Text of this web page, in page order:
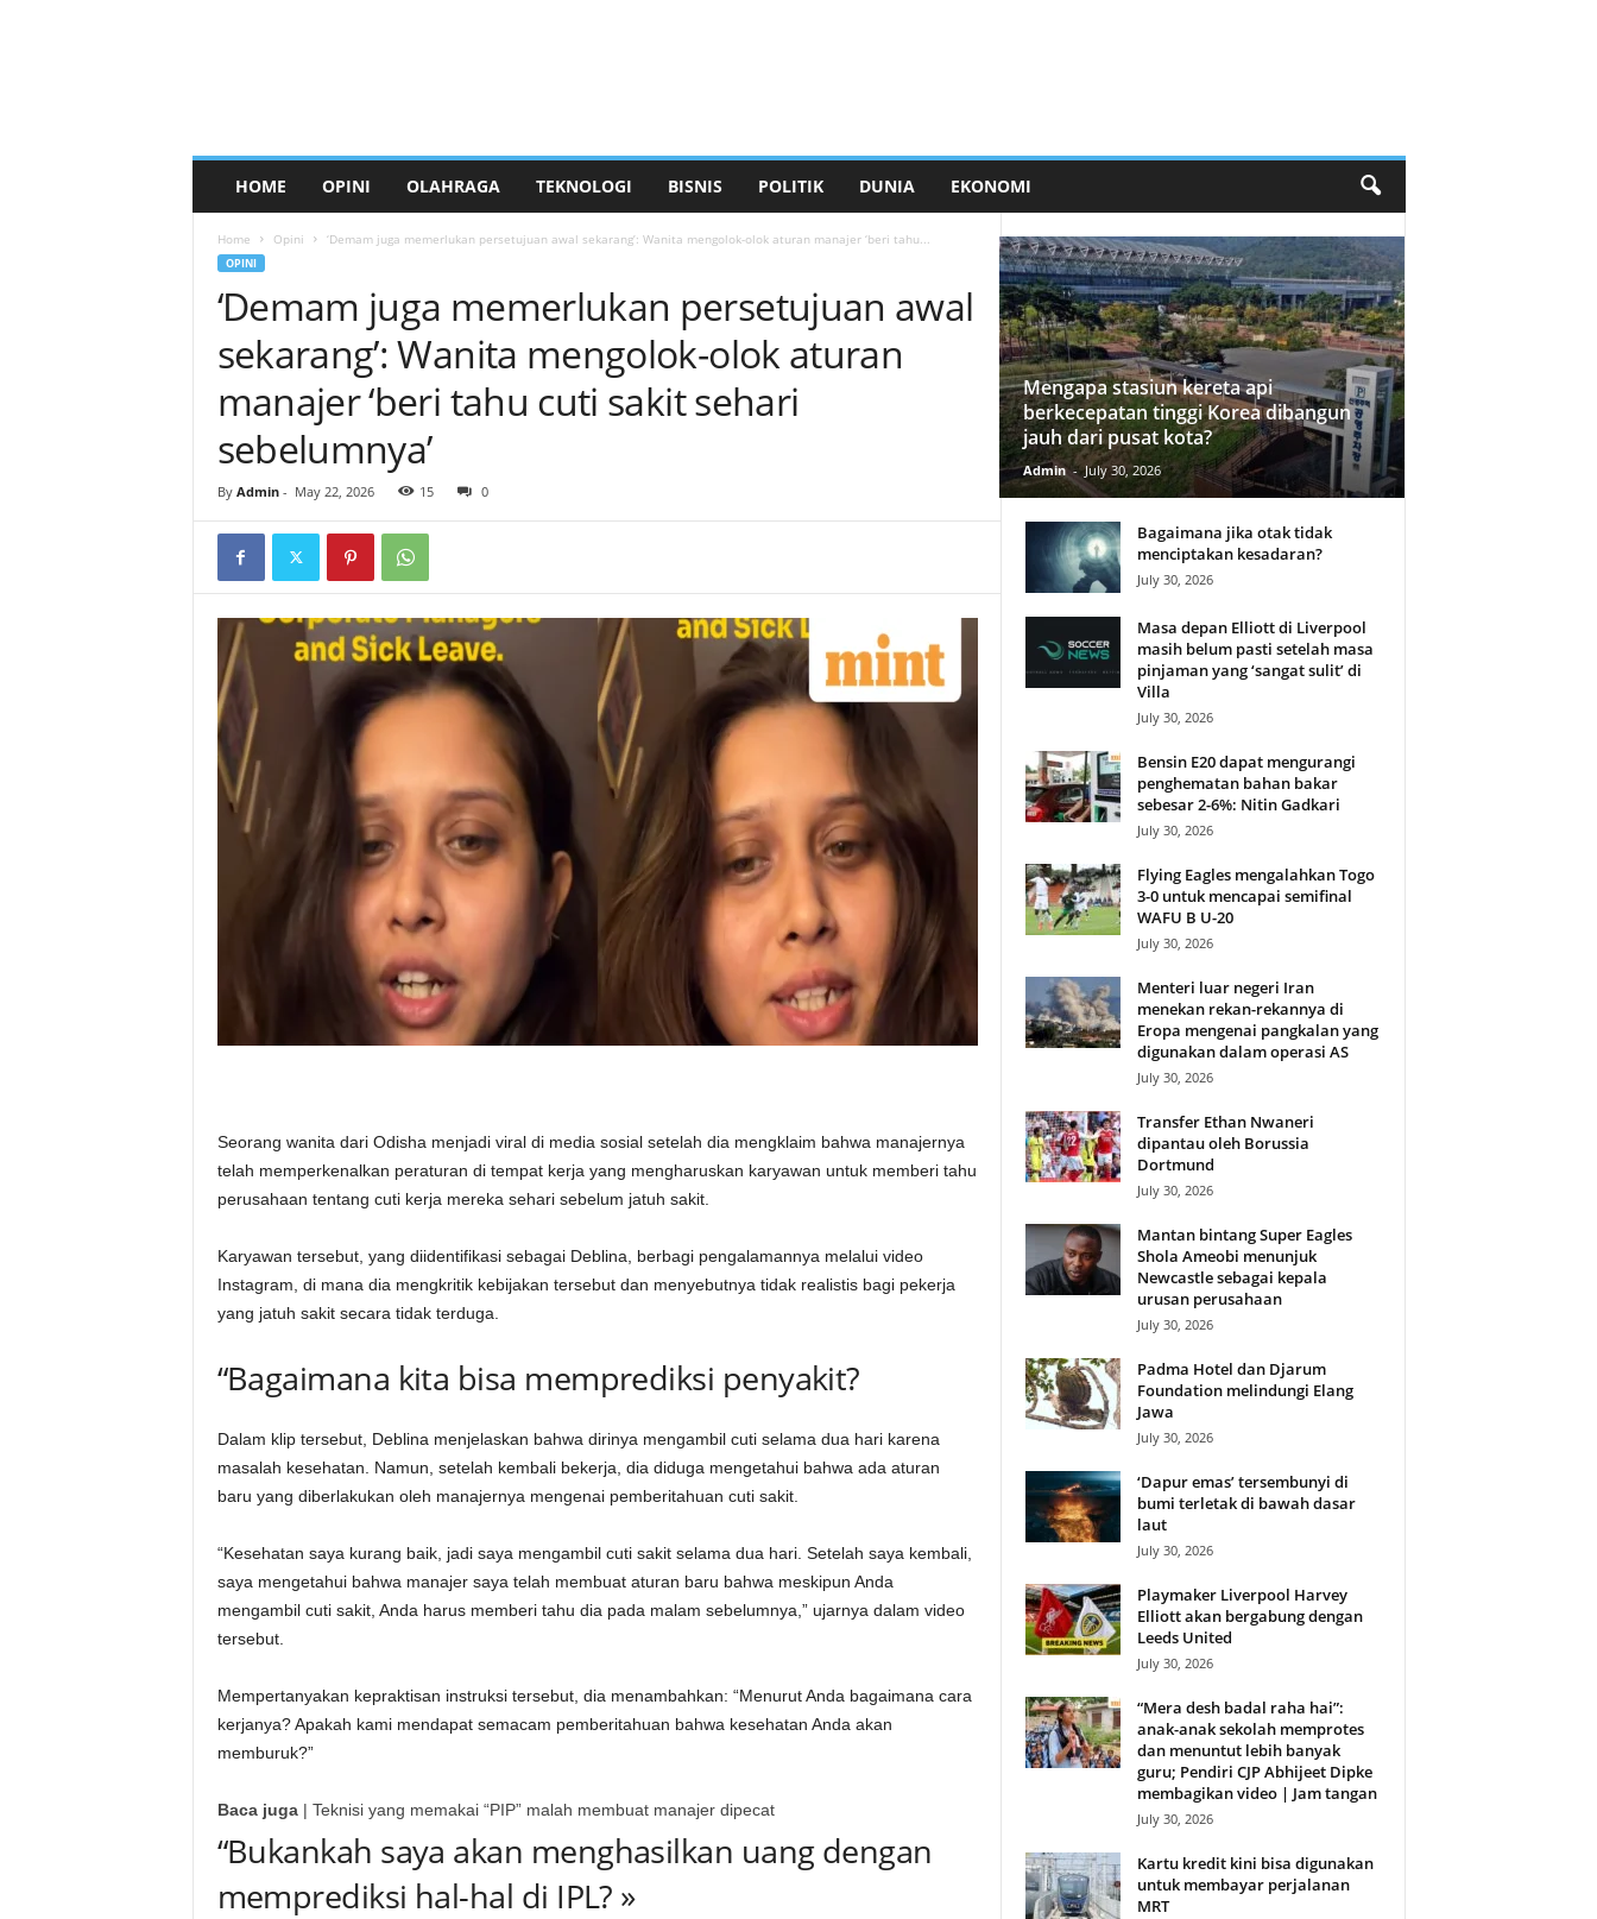
HOME OPINI OLAHRAGA TEKNOLOGI BISNIS POLITIK DUNIA EKONOMI
Home Opini ‘Demam juga memerlukan persetujuan awal sekarang’: Wanita mengolok-olok aturan manajer ‘beri tahu...
OPINI
‘Demam juga memerlukan persetujuan awal
sekarang’: Wanita mengolok-olok aturan
manajer ‘beri tahu cuti sakit sehari
sebelumnya’
By Admin- May 22, 2026 15 0
Seorang wanita dari Odisha menjadi viral di media sosial setelah dia mengklaim bahwa manajernya
telah memperkenalkan peraturan di tempat kerja yang mengharuskan karyawan untuk memberi tahu
perusahaan tentang cuti kerja mereka sehari sebelum jatuh sakit.
Karyawan tersebut, yang diidentifikasi sebagai Deblina, berbagi pengalamannya melalui video
Instagram, di mana dia mengkritik kebijakan tersebut dan menyebutnya tidak realistis bagi pekerja
yang jatuh sakit secara tidak terduga.
“Bagaimana kita bisa memprediksi penyakit?
Dalam klip tersebut, Deblina menjelaskan bahwa dirinya mengambil cuti selama dua hari karena
masalah kesehatan. Namun, setelah kembali bekerja, dia diduga mengetahui bahwa ada aturan
baru yang diberlakukan oleh manajernya mengenai pemberitahuan cuti sakit.
“Kesehatan saya kurang baik, jadi saya mengambil cuti sakit selama dua hari. Setelah saya kembali,
saya mengetahui bahwa manajer saya telah membuat aturan baru bahwa meskipun Anda
mengambil cuti sakit, Anda harus memberi tahu dia pada malam sebelumnya,” ujarnya dalam video
tersebut.
Mempertanyakan kepraktisan instruksi tersebut, dia menambahkan: “Menurut Anda bagaimana cara
kerjanya? Apakah kami mendapat semacam pemberitahuan bahwa kesehatan Anda akan
memburuk?”
Baca juga | Teknisi yang memakai “PIP” malah membuat manajer dipecat
“Bukankah saya akan menghasilkan uang dengan
memprediksi hal-hal di IPL? »
Mengapa stasiun kereta api
berkecepatan tinggi Korea dibangun
jauh dari pusat kota?
Admin - July 30, 2026
Bagaimana jika otak tidak
menciptakan kesadaran?
July 30, 2026
Masa depan Elliott di Liverpool
masih belum pasti setelah masa
pinjaman yang ‘sangat sulit’ di
Villa
July 30, 2026
Bensin E20 dapat mengurangi
penghematan bahan bakar
sebesar 2-6%: Nitin Gadkari
July 30, 2026
Flying Eagles mengalahkan Togo
3-0 untuk mencapai semifinal
WAFU B U-20
July 30, 2026
Menteri luar negeri Iran
menekan rekan-rekannya di
Eropa mengenai pangkalan yang
digunakan dalam operasi AS
July 30, 2026
Transfer Ethan Nwaneri
dipantau oleh Borussia
Dortmund
July 30, 2026
Mantan bintang Super Eagles
Shola Ameobi menunjuk
Newcastle sebagai kepala
urusan perusahaan
July 30, 2026
Padma Hotel dan Djarum
Foundation melindungi Elang
Jawa
July 30, 2026
‘Dapur emas’ tersembunyi di
bumi terletak di bawah dasar
laut
July 30, 2026
Playmaker Liverpool Harvey
Elliott akan bergabung dengan
Leeds United
July 30, 2026
“Mera desh badal raha hai”:
anak-anak sekolah memprotes
dan menuntut lebih banyak
guru; Pendiri CJP Abhijeet Dipke
membagikan video | Jam tangan
July 30, 2026
Kartu kredit kini bisa digunakan
untuk membayar perjalanan
MRT